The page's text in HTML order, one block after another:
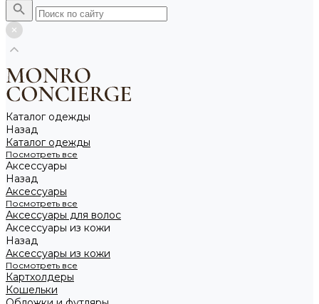
Каталог одежды
Назад
Каталог одежды
Посмотреть все
Аксессуары
Назад
Аксессуары
Посмотреть все
Аксессуары для волос
Аксессуары из кожи
Назад
Аксессуары из кожи
Посмотреть все
Картхолдеры
Кошельки